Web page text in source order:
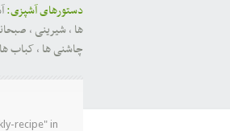
دستورهای آشپزی:
ها ,شیرینی ,
چاشنی ها ,کباب ها
recipe" in